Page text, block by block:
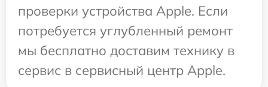
проверки устройства Apple. Если
потребуется углубленный ремонт
мы бесплатно доставим технику в
сервис в сервисный центр Apple.